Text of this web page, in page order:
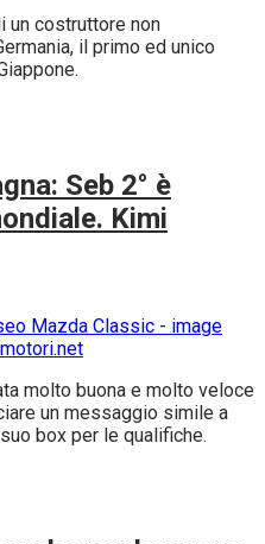
un costruttore non
il primo ed unico
Seb 2° è
Kimi
molto buona e molto veloce
un messaggio simile a
box per le qualifiche.